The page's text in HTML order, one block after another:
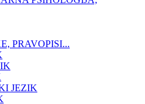
PRAVOPISI...
JEZIK